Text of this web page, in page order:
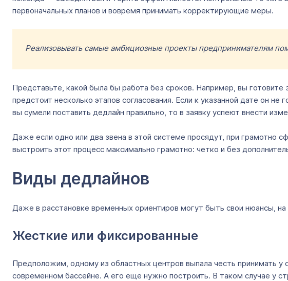
первоначальных планов и вовремя принимать корректирующие меры.
Реализовывать самые амбициозные проекты предпринимателям
Представьте, какой была бы работа без сроков. Например, вы
предстоит несколько этапов согласования. Если к указанной дате он
вы сумели поставить дедлайн правильно, то в заявку успеют внести
Даже если одно или два звена в этой системе просядут, при грамотно
выстроить этот процесс максимально грамотно: четко и без
Виды дедлайнов
Даже в расстановке временных ориентиров могут быть свои нюансы,
Жесткие или фиксированные
Предположим, одному из областных центров выпала честь принимать
современном бассейне. А его еще нужно построить. В таком случае у